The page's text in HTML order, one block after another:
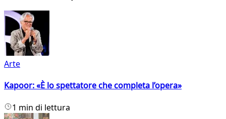
Arte
Kapoor: «È lo spettatore che completa l’opera»
1 min di lettura